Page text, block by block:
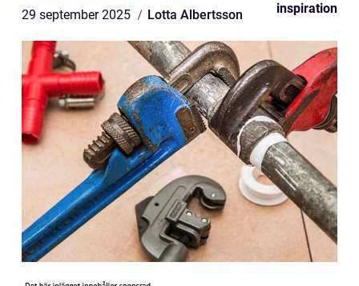
29 september 2025 Lotta Albertsson inspiration